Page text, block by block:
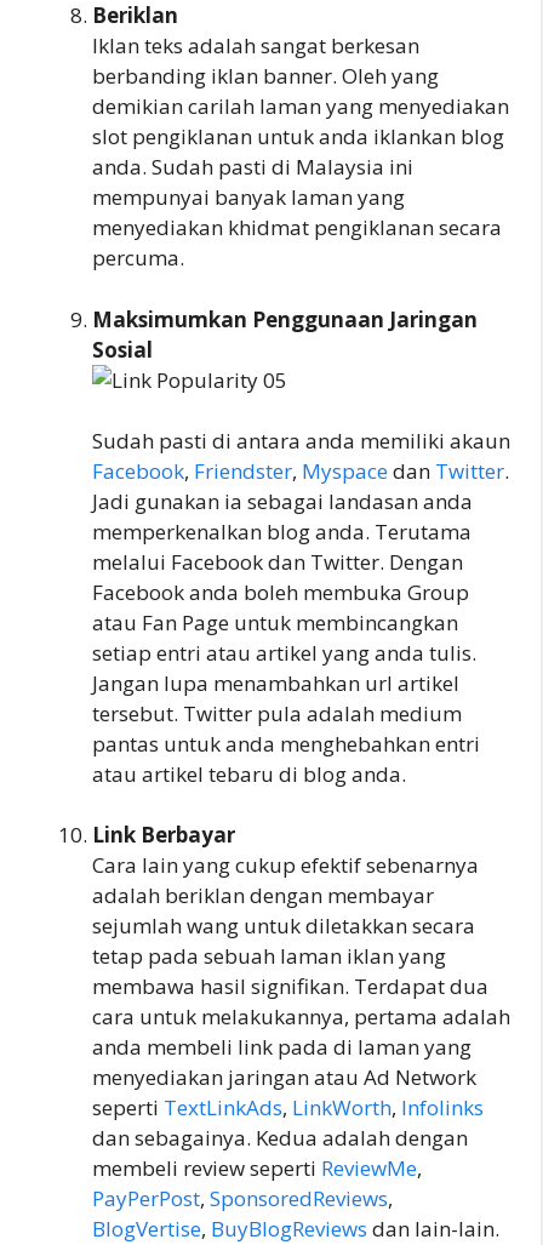
Beriklan
Iklan teks adalah sangat berkesan
berbanding iklan banner. Oleh yang
demikian carilah laman yang menyediakan
slot pengiklanan untuk anda iklankan blog
anda. Sudah pasti di Malaysia ini
mempunyai banyak laman yang
menyediakan khidmat pengiklanan secara
percuma.
Maksimumkan Penggunaan Jaringan
Sosial
Sudah pasti di antara anda memiliki akaun
Facebook, Friendster, Myspacedan Twitter.
Jadi gunakan ia sebagai landasan anda
memperkenalkan blog anda. Terutama
melalui Facebook dan Twitter. Dengan
Facebook anda boleh membuka Group
atau Fan Page untuk membincangkan
setiap entri atau artikel yang anda tulis.
Jangan lupa menambahkan url artikel
tersebut. Twitter pula adalah medium
pantas untuk anda menghebahkan entri
atau artikel tebaru di blog anda.
Link Berbayar
Cara lain yang cukup efektif sebenarnya
adalah beriklan dengan membayar
sejumlah wang untuk diletakkan secara
tetap pada sebuah laman iklan yang
membawa hasil signifikan. Terdapat dua
cara untuk melakukannya, pertama adalah
anda membeli link pada di laman yang
menyediakan jaringan atau Ad Network
seperti TextLinkAds, LinkWorth, Infolinks
dan sebagainya. Kedua adalah dengan
membeli review seperti ReviewMe,
PayPerPost, SponsoredReviews,
BlogVertise, BuyBlogReviews dan lain-lain.